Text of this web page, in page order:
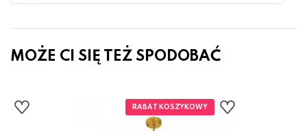
MOŻE CI SIĘ TEŻ SPODOBAĆ